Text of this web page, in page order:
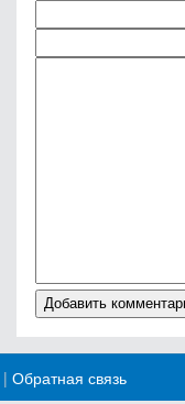
| Обратная связь